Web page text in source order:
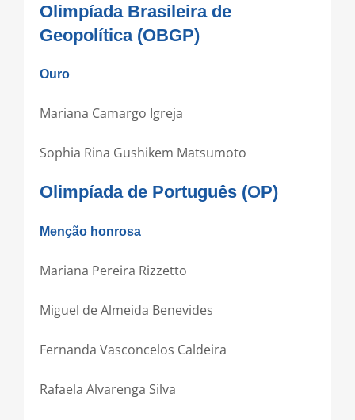
Olimpíada Brasileira de
Geopolítica (OBGP)
Ouro
Mariana Camargo Igreja
Sophia Rina Gushikem Matsumoto
Olimpíada de Português (OP)
Menção honrosa
Mariana Pereira Rizzetto
Miguel de Almeida Benevides
Fernanda Vasconcelos Caldeira
Rafaela Alvarenga Silva